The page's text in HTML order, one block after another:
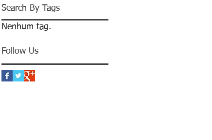
Search By Tags
Nenhum tag.
Follow Us